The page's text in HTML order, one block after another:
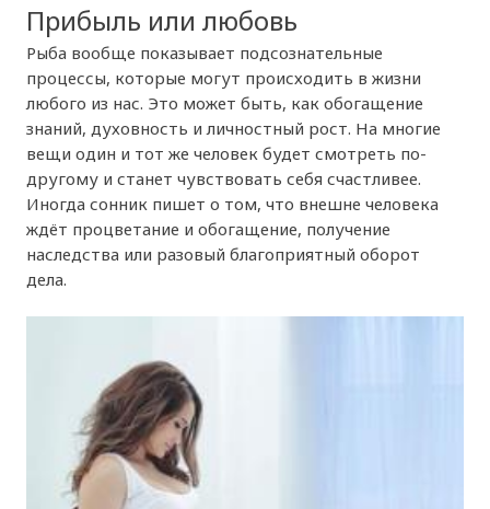
Прибыль или любовь
Рыба вообще показывает подсознательные
процессы, которые могут происходить в жизни
любого из нас. Это может быть, как обогащение
знаний, духовность и личностный рост. На многие
вещи один и тот же человек будет смотреть по-
другому и станет чувствовать себя счастливее.
Иногда сонник пишет о том, что внешне человека
ждёт процветание и обогащение, получение
наследства или разовый благоприятный оборот
дела.